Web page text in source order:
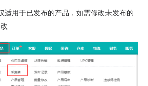
适用于已发布的产品，如需修改未发布的